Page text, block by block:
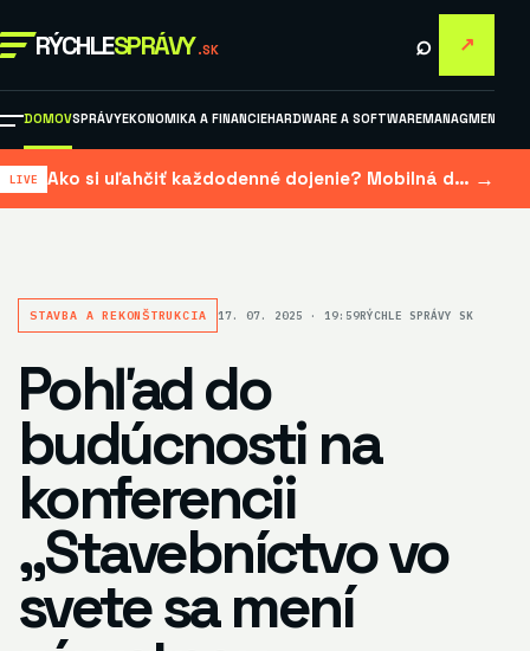
RÝCHLESPRÁVY .SK ⌕ ↗
DOMOVSPRÁVYEKONOMIKA A FINANCIEHARDWARE A SOFTWAREMANAGMENT A
Ako si uľahčiť každodenné dojenie? Mobilná dojačka šetrí čas aj námahu →
STAVBA A REKONŠTRUKCIA 17. 07. 2025 · 19:59RÝCHLE SPRÁVY SK
Pohľad do
budúcnosti na
konferencii
„Stavebníctvo vo
svete sa mení